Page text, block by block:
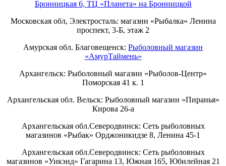
Бронницкая 6, ТЦ «Планета» на Бронницкой
Московская обл, Электросталь: магазин «Рыбалка» Ленина
проспект, 3-Б, этаж 2
Амурская обл. Благовещенск: Рыболовный магазин
«АмурТаймень»
Архангельск: Рыболовный магазин «Рыболов-Центр»
Поморская 41 к. 1
Архангельская обл. Вельск: Рыболовный магазин «Пиранья»
Кирова 26-а
Архангельская обл.Северодвинск: Сеть рыболовных
магазинов «Рыбак» Орджоникидзе 8, Ленина 45-1
Архангельская обл.Северодвинск: Сеть рыболовных
магазинов «Уикэнд» Гагарина 13, Южная 165, Юбилейная 21